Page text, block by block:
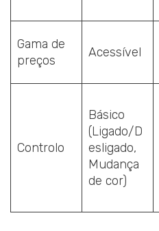
Gama de
preços
Acessível
Controlo
Básico
(Ligado/D
esligado,
Mudança
de cor)